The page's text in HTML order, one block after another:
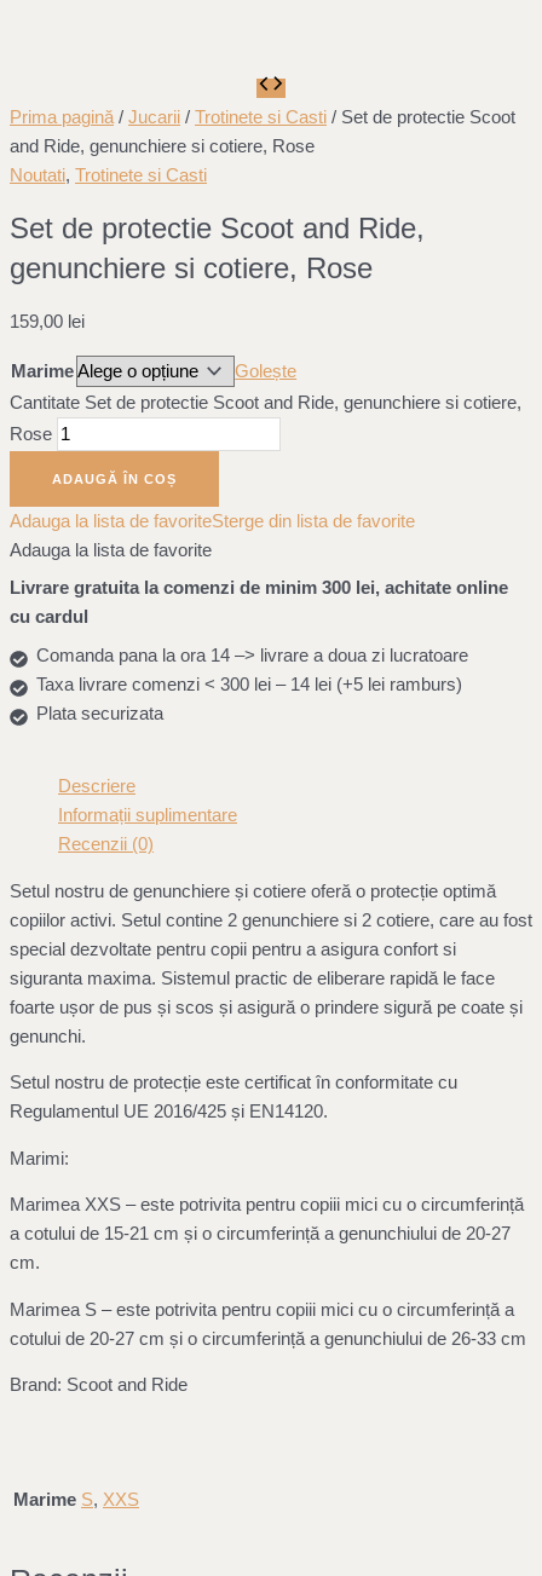
Prima pagină / Jucarii / Trotinete si Casti / Set de protectie Scoot
and Ride, genunchiere si cotiere, Rose
Noutati, Trotinete si Casti
Set de protectie Scoot and Ride,
genunchiere si cotiere, Rose
159,00 lei
Marime
Golește
Cantitate Set de protectie Scoot and Ride, genunchiere si cotiere,
Rose
ADAUGĂ ÎN COȘ
Adauga la lista de favoriteSterge din lista de favorite
Adauga la lista de favorite
Livrare gratuita la comenzi de minim 300 lei, achitate online
cu cardul
Comanda pana la ora 14 –> livrare a doua zi lucratoare
Taxa livrare comenzi < 300 lei – 14 lei (+5 lei ramburs)
Plata securizata
Descriere
Informații suplimentare
Recenzii (0)
Setul nostru de genunchiere și cotiere oferă o protecție optimă
copiilor activi. Setul contine 2 genunchiere si 2 cotiere, care au fost
special dezvoltate pentru copii pentru a asigura confort si
siguranta maxima. Sistemul practic de eliberare rapidă le face
foarte ușor de pus și scos și asigură o prindere sigură pe coate și
genunchi.
Setul nostru de protecție este certificat în conformitate cu
Regulamentul UE 2016/425 și EN14120.
Marimi:
Marimea XXS – este potrivita pentru copiii mici cu o circumferință
a cotului de 15-21 cm și o circumferință a genunchiului de 20-27
cm.
Marimea S – este potrivita pentru copiii mici cu o circumferință a
cotului de 20-27 cm și o circumferință a genunchiului de 26-33 cm
Brand: Scoot and Ride
Marime S, XXS